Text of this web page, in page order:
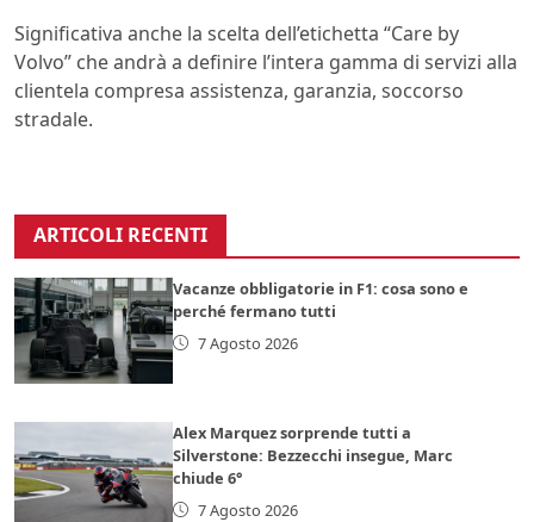
Significativa anche la scelta dell’etichetta “Care by
Volvo” che andrà a definire l’intera gamma di servizi alla
clientela compresa assistenza, garanzia, soccorso
stradale.
ARTICOLI RECENTI
Vacanze obbligatorie in F1: cosa sono e
perché fermano tutti
7 Agosto 2026
Alex Marquez sorprende tutti a
Silverstone: Bezzecchi insegue, Marc
chiude 6°
7 Agosto 2026